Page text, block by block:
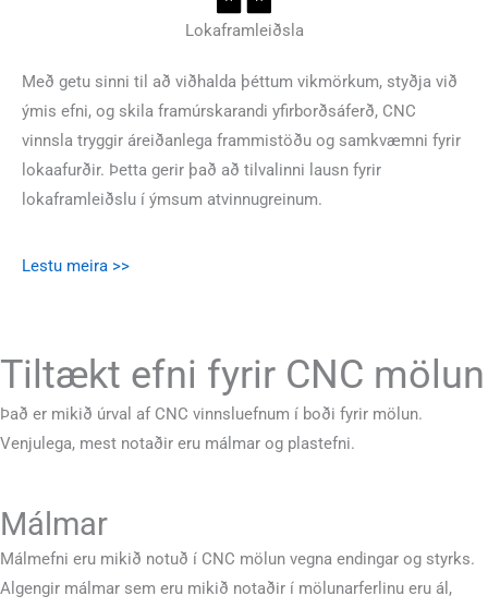
Lokaframleiðsla
Með getu sinni til að viðhalda þéttum vikmörkum, styðja við
ýmis efni, og skila framúrskarandi yfirborðsáferð, CNC
vinnsla tryggir áreiðanlega frammistöðu og samkvæmni fyrir
lokaafurðir. Þetta gerir það að tilvalinni lausn fyrir
lokaframleiðslu í ýmsum atvinnugreinum.
Lestu meira >>
Tiltækt efni fyrir CNC mölun
Það er mikið úrval af CNC vinnsluefnum í boði fyrir mölun.
Venjulega, mest notaðir eru málmar og plastefni.
Málmar
Málmefni eru mikið notuð í CNC mölun vegna endingar og styrks.
Algengir málmar sem eru mikið notaðir í mölunarferlinu eru ál,